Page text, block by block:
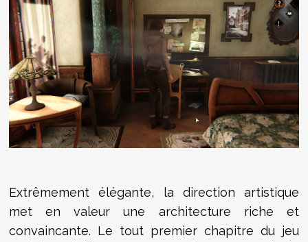
Extrêmement élégante, la direction artistique
met en valeur une architecture riche et
convaincante. Le tout premier chapitre du jeu